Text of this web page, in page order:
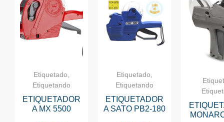
Etiquetado,
Etiquetando
ETIQUETADOR
A MX 5500
Etiquetado,
Etiquetando
ETIQUETADOR
A SATO PB2-180